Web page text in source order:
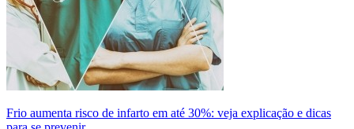
Frio aumenta risco de infarto em até 30%: veja explicação e dicas